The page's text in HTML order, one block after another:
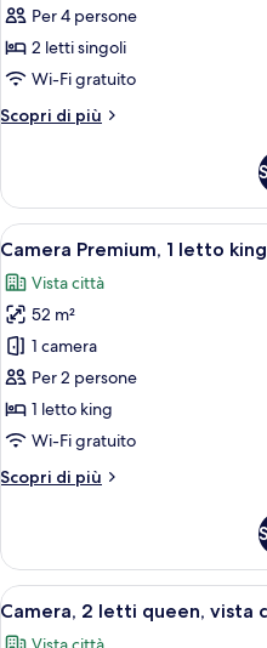
Camera
Standard,
2
singoli,
Per 4 persone
2 letti singoli
Wi-Fi gratuito
Scopri di più
Altri
Standard,
letti
vista
città
Apri
tutte
le
foto
per
Camera
Premium,
1
king,
città
9
Camera Premium, 1 letto
Vista città
52 m²
1 camera
Per 2 persone
1 letto king
Wi-Fi gratuito
Scopri di più
Altri
Premium,
letto
Apri
tutte
9
Camera, 2 letti queen, vista